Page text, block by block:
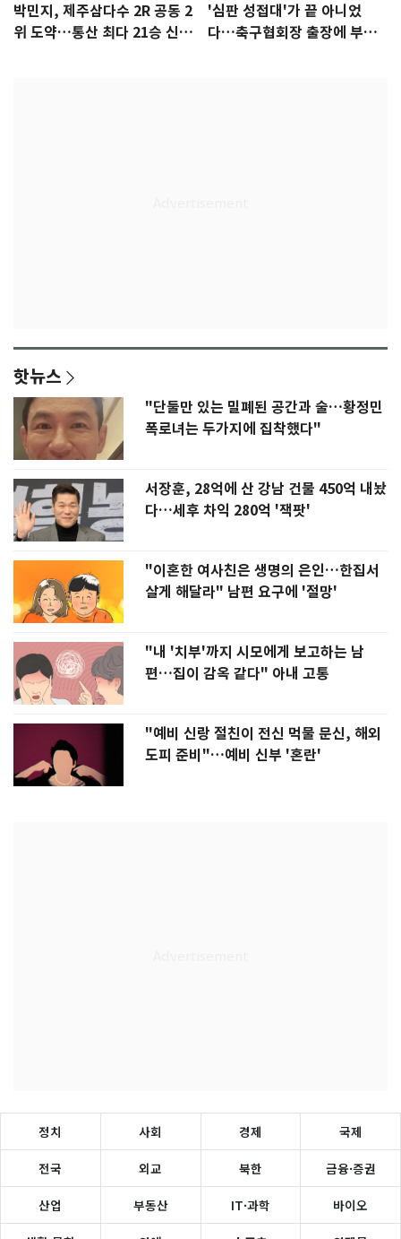
박민지, 제주삼다수 2R 공동 2
위 도약…통산 최다 21승 신기
'심판 성접대'가 끝 아니었
다…축구협회장 출장에 부인
핫뉴스
"단둘만 있는 밀폐된 공간과 술…황정민
폭로녀는 두가지에 집착했다"
서장훈, 28억에 산 강남 건물 450억 내놨
다…세후 차익 280억 '잭팟'
"이혼한 여사친은 생명의 은인…한집서
살게 해달라" 남편 요구에 '절망'
"내 '치부'까지 시모에게 보고하는 남
편…집이 감옥 같다" 아내 고통
"예비 신랑 절친이 전신 먹물 문신, 해외
도피 준비"…예비 신부 '혼란'
정치 사회 경제 국제
전국 외교 북한 금융·증권
산업 부동산 IT·과학 바이오